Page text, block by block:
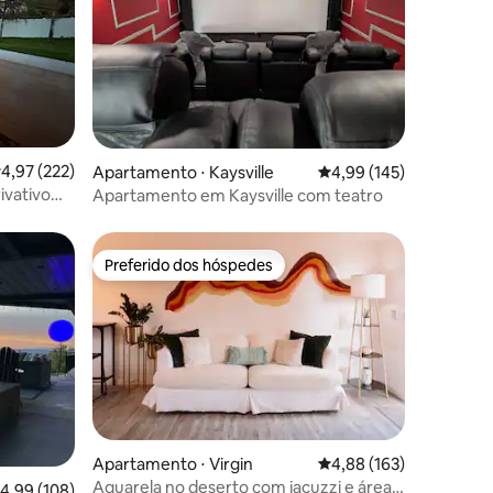
de uma avaliação média de 5, 222 avaliações
4,97 (222)
Apartamento ⋅ Kaysville 4,99 de uma avaliação
4,99 (145)
Apartamento em Kaysville com teatro
hóspedes Preferido dos hóspedes
Preferido dos hóspedes
Apartamento ⋅ Virgin 4,88 de uma avaliação
4,88 (163)
Aquarela no deserto com jacuzzi e área